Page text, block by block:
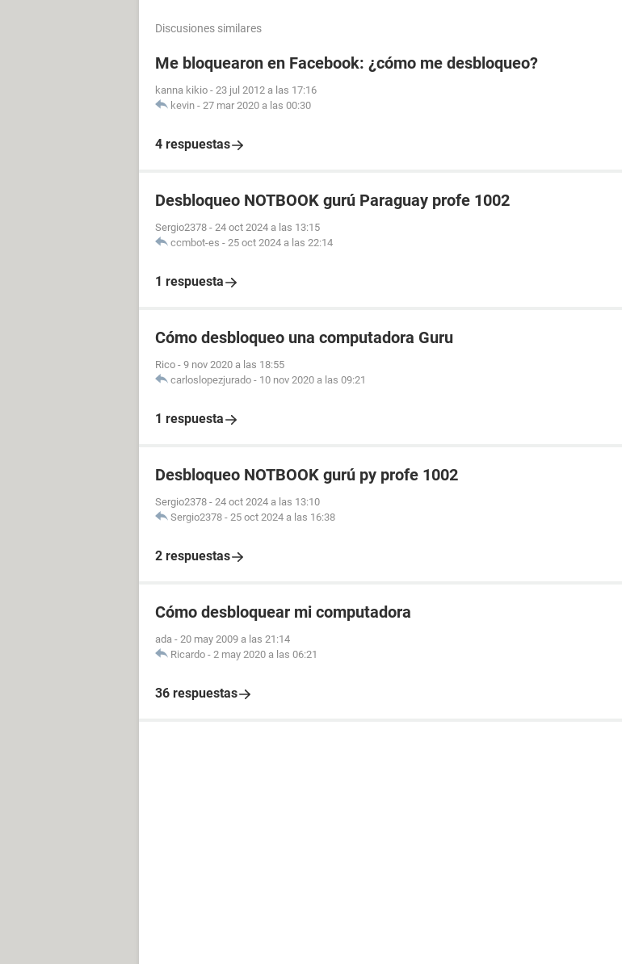
Discusiones similares
Me bloquearon en Facebook: ¿cómo me desbloqueo?
kanna kikio - 23 jul 2012 a las 17:16
kevin - 27 mar 2020 a las 00:30
4 respuestas
Desbloqueo NOTBOOK gurú Paraguay profe 1002
Sergio2378 - 24 oct 2024 a las 13:15
ccmbot-es - 25 oct 2024 a las 22:14
1 respuesta
Cómo desbloqueo una computadora Guru
Rico - 9 nov 2020 a las 18:55
carloslopezjurado - 10 nov 2020 a las 09:21
1 respuesta
Desbloqueo NOTBOOK gurú py profe 1002
Sergio2378 - 24 oct 2024 a las 13:10
Sergio2378 - 25 oct 2024 a las 16:38
2 respuestas
Cómo desbloquear mi computadora
ada - 20 may 2009 a las 21:14
Ricardo - 2 may 2020 a las 06:21
36 respuestas